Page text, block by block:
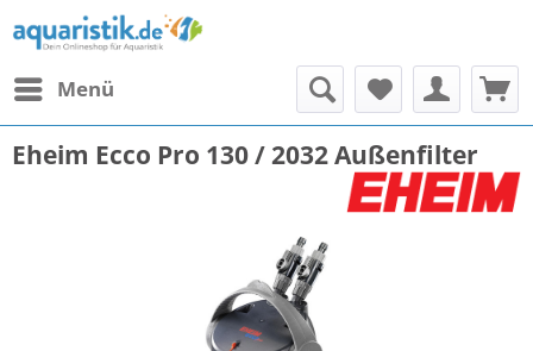
Menü
Eheim Ecco Pro 130 / 2032 Außenfilter